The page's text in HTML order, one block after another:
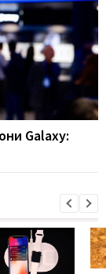
Galaxy: